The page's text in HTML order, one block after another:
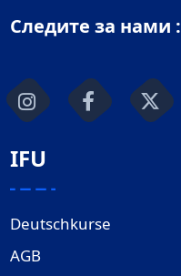
Следите за нами :
IFU
Deutschkurse
AGB